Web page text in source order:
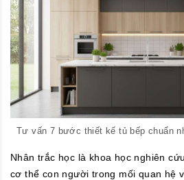
Tư vấn 7 bước thiết kế tủ bếp chuẩn
Nhân trắc học là khoa học nghiên
cơ thể con người trong mối quan hệ